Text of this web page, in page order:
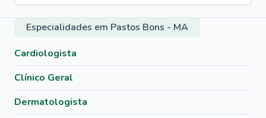
Especialidades em Pastos Bons - MA
Cardiologista
Clínico Geral
Dermatologista